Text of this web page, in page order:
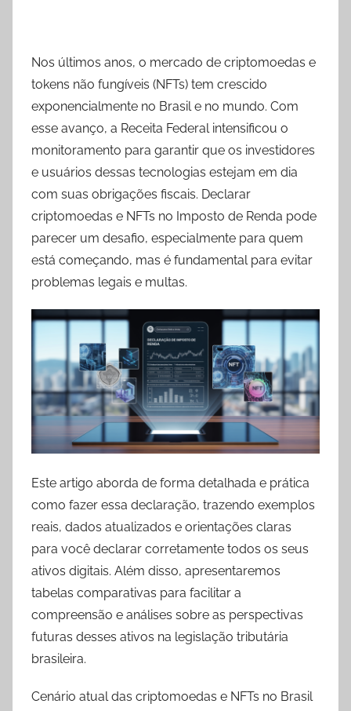
Nos últimos anos, o mercado de criptomoedas e
tokens não fungíveis (NFTs) tem crescido
exponencialmente no Brasil e no mundo. Com
esse avanço, a Receita Federal intensificou o
monitoramento para garantir que os investidores
e usuários dessas tecnologias estejam em dia
com suas obrigações fiscais. Declarar
criptomoedas e NFTs no Imposto de Renda pode
parecer um desafio, especialmente para quem
está começando, mas é fundamental para evitar
problemas legais e multas.
Este artigo aborda de forma detalhada e prática
como fazer essa declaração, trazendo exemplos
reais, dados atualizados e orientações claras
para você declarar corretamente todos os seus
ativos digitais. Além disso, apresentaremos
tabelas comparativas para facilitar a
compreensão e análises sobre as perspectivas
futuras desses ativos na legislação tributária
brasileira.
Cenário atual das criptomoedas e NFTs no Brasil